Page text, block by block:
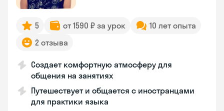
5 от 1590 ₽ за урок
10 лет опыта
2 отзыва
Создает комфортную атмосферу для
общения на занятиях
Путешествует и общается с иностранцами
для практики языка